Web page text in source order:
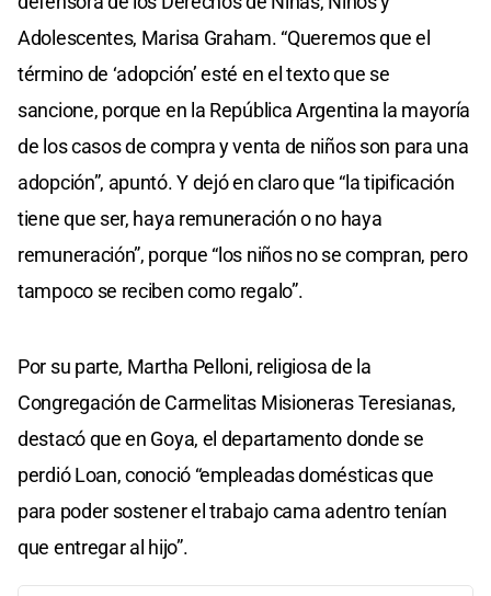
Adolescentes, Marisa Graham. “Queremos que el
término de ‘adopción’ esté en el texto que se
sancione, porque en la República Argentina la mayoría
de los casos de compra y venta de niños son para una
adopción”, apuntó. Y dejó en claro que “la tipificación
tiene que ser, haya remuneración o no haya
remuneración”, porque “los niños no se compran, pero
tampoco se reciben como regalo”.
Por su parte, Martha Pelloni, religiosa de la
Congregación de Carmelitas Misioneras Teresianas,
destacó que en Goya, el departamento donde se
perdió Loan, conoció “empleadas domésticas que
para poder sostener el trabajo cama adentro tenían
que entregar al hijo”.